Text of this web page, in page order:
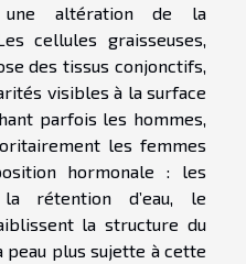
une altération de la
cellules graisseuses,
des tissus conjonctifs,
visibles à la surface
parfois les hommes,
les femmes
hormonale : les
rétention d’eau, le
la structure du
plus sujette à cette